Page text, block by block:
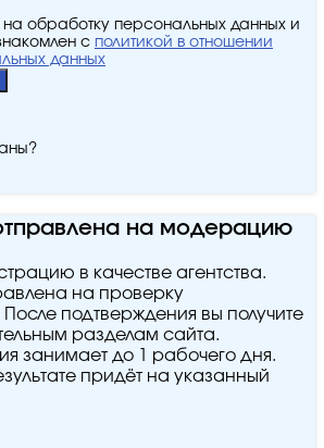
на обработку персональных данных и
с политикой в отношении
данных
на модерацию
в качестве агентства.
на проверку
подтверждения вы получите
разделам сайта.
занимает до 1 рабочего дня.
придёт на указанный